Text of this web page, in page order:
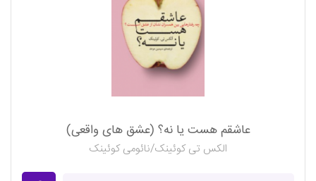
عاشقم هست یا نه؟ (عشق های واقعی)
الکس تی کوئینک/نائومی کوئینک